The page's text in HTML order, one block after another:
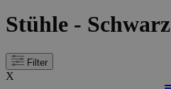
Stühle - Schwarz
Filter
X